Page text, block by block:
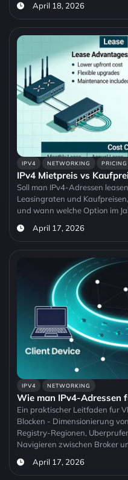
April 18, 2026
IPV4 NETWORKING PRICING
IPv4 Mietpreis vs
Soll man IPv4-Adressen
Leasingraten und
und wann welche Option im
April 17, 2026
IPV4 NETWORKING
Wie man IPv4-Adressen
Ein praktischer Leitfaden fur
Blocken - Dimensionierung
Registry-Regionen,
Navigieren zwischen Broker
April 17, 2026